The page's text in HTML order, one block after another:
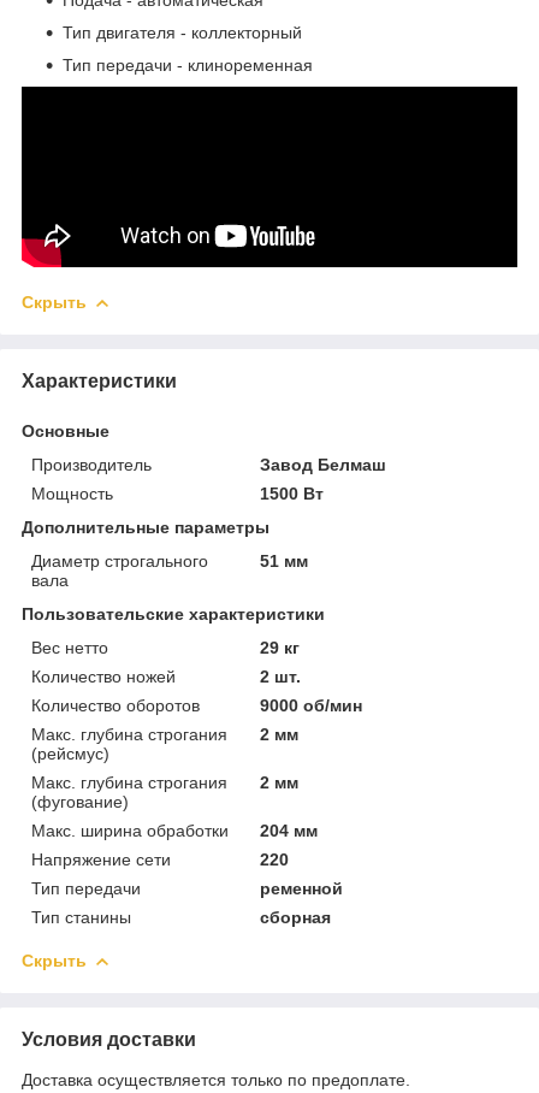
Тип двигателя - коллекторный
Тип передачи - клиноременная
Скрыть
Характеристики
Основные
Производитель
Завод Белмаш
Мощность
1500 Вт
Дополнительные параметры
Диаметр строгального
вала
51 мм
Пользовательские характеристики
Вес нетто
29 кг
Количество ножей
2 шт.
Количество оборотов
9000 об/мин
Макс. глубина строгания
(рейсмус)
2 мм
Макс. глубина строгания
(фугование)
2 мм
Макс. ширина обработки
204 мм
Напряжение сети
220
Тип передачи
ременной
Тип станины
сборная
Скрыть
Условия доставки
Доставка осуществляется только по предоплате.